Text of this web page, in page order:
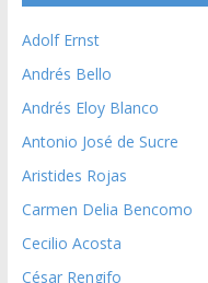
Adolf Ernst
Andrés Bello
Andrés Eloy Blanco
Antonio José de Sucre
Aristides Rojas
Carmen Delia Bencomo
Cecilio Acosta
César Rengifo